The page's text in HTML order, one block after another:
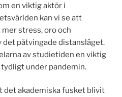
en viktig aktör i
kan vi se att
stress, oro och
det påtvingade distansläget.
av studietiden en viktig
under pandemin.
det akademiska fusket blivit